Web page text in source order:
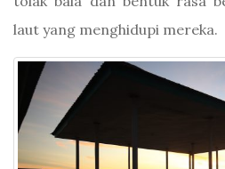
laut yang menghidupi mereka.